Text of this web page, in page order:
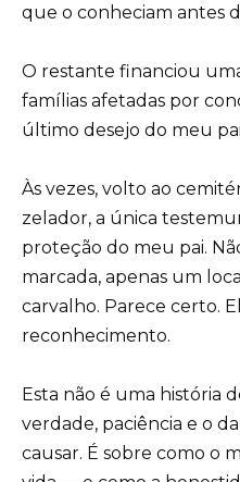
que o conheciam antes
O restante financiou
famílias afetadas por
último desejo do meu
Às vezes, volto ao
zelador, a única
proteção do meu pai.
marcada, apenas um
carvalho. Parece certo.
reconhecimento.
Esta não é uma história
verdade, paciência e o
causar. É sobre como o